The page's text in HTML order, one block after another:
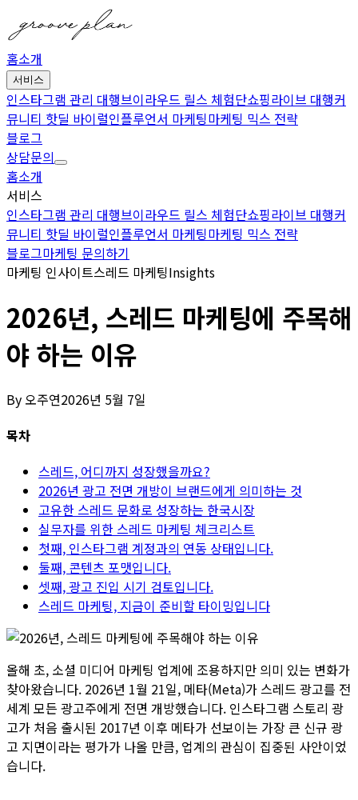
홈소개
서비스
인스타그램 관리 대행브이라우드 릴스 체험단쇼핑라이브 대행커
뮤니티 핫딜 바이럴인플루언서 마케팅마케팅 믹스 전략
블로그
상담문의
홈소개
서비스
인스타그램 관리 대행브이라우드 릴스 체험단쇼핑라이브 대행커
뮤니티 핫딜 바이럴인플루언서 마케팅마케팅 믹스 전략
블로그마케팅 문의하기
마케팅 인사이트스레드 마케팅Insights
2026년, 스레드 마케팅에 주목해
야 하는 이유
By 오주연2026년 5월 7일
목차
스레드, 어디까지 성장했을까요?
2026년 광고 전면 개방이 브랜드에게 의미하는 것
고유한 스레드 문화로 성장하는 한국시장
실무자를 위한 스레드 마케팅 체크리스트
첫째, 인스타그램 계정과의 연동 상태입니다.
둘째, 콘텐츠 포맷입니다.
셋째, 광고 진입 시기 검토입니다.
스레드 마케팅, 지금이 준비할 타이밍입니다
올해 초, 소셜 미디어 마케팅 업계에 조용하지만 의미 있는 변화가
찾아왔습니다. 2026년 1월 21일, 메타(Meta)가 스레드 광고를 전
세계 모든 광고주에게 전면 개방했습니다. 인스타그램 스토리 광
고가 처음 출시된 2017년 이후 메타가 선보이는 가장 큰 신규 광
고 지면이라는 평가가 나올 만큼, 업계의 관심이 집중된 사안이었
습니다.